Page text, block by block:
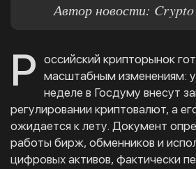
Автор новости: Crypto
Р оссийский крипторынок
масштабным изменениям:
неделе в Госдуму внесут
регулировании криптовалют, а
ожидается к лету. Документ
работы бирж, обменников и
цифровых активов, фактически